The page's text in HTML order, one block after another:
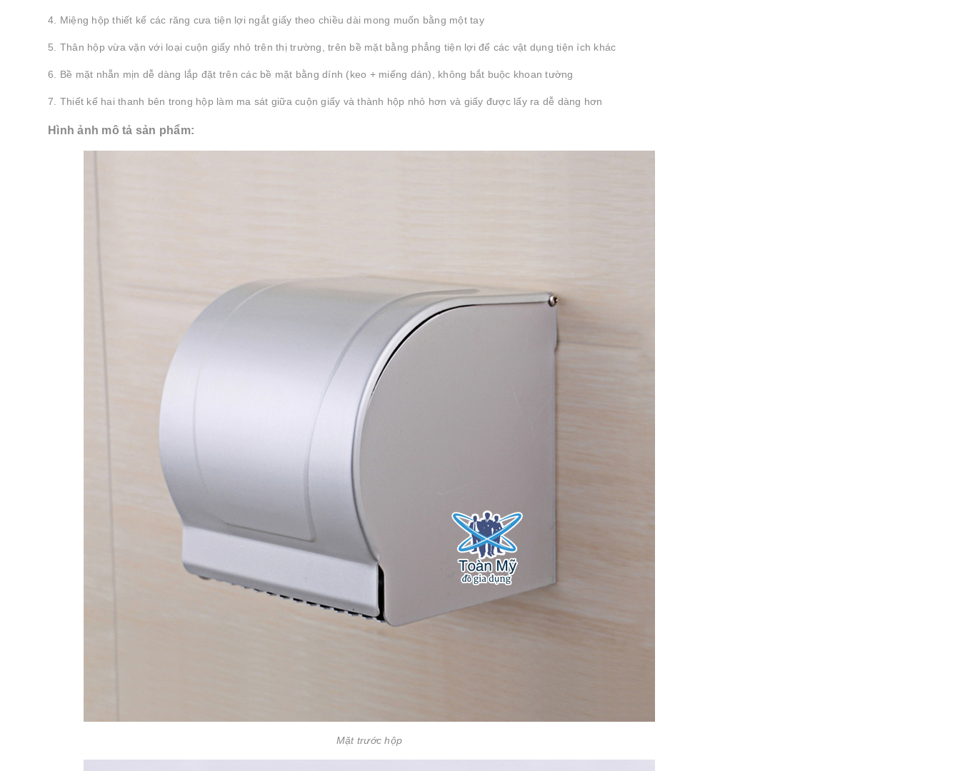
4. Miệng hộp thiết kế các răng cưa tiện lợi ngắt giấy theo chiều dài mong muốn bằng một tay
5. Thân hộp vừa vặn với loại cuộn giấy nhỏ trên thị trường, trên bề mặt bằng phẳng tiện lợi để các vật dụng tiện ích khác
6. Bề mặt nhẵn mịn dễ dàng lắp đặt trên các bề mặt bằng dính (keo + miếng dán), không bắt buộc khoan tường
7. Thiết kế hai thanh bên trong hộp làm ma sát giữa cuộn giấy và thành hộp nhỏ hơn và giấy được lấy ra dễ dàng hơn
Hình ảnh mô tả sản phẩm:
Mặt trước hộp